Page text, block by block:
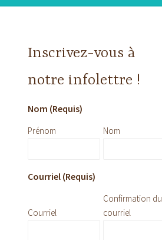
Inscrivez-vous à
notre infolettre !
Nom (Requis)
Prénom Nom
Courriel (Requis)
Courriel
Confirmation du
courriel